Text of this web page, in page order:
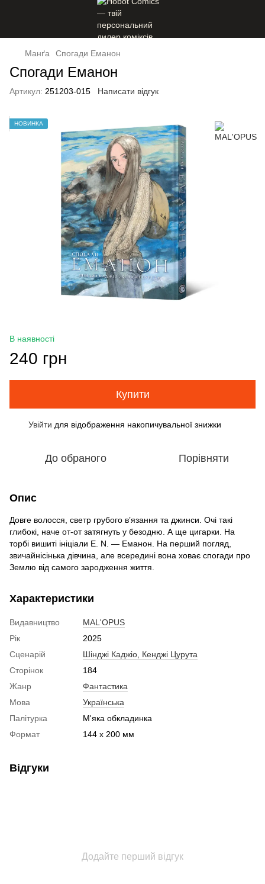
Манґа Спогади Еманон
Спогади Еманон
Артикул: 251203-015 Написати відгук
НОВИНКА
В наявності
240 грн
Купити
Увійти для відображення накопичувальної знижки
До обраного Порівняти
Опис
Довге волосся, светр грубого вʼязання та джинси. Очі такі
глибокі, наче от-от затягнуть у безодню. А ще цигарки. На
торбі вишиті ініціали E. N. — Еманон. На перший погляд,
звичайнісінька дівчина, але всередині вона ховає спогади про
Землю від самого зародження життя.
Характеристики
Видавництво
MAL'OPUS
Рік
2025
Сценарій
Шінджі Каджіо, Кенджі Цурута
Сторінок
184
Жанр
Фантастика
Мова
Українська
Палітурка
М'яка обкладинка
Формат
144 x 200 мм
Відгуки
Додайте перший відгук